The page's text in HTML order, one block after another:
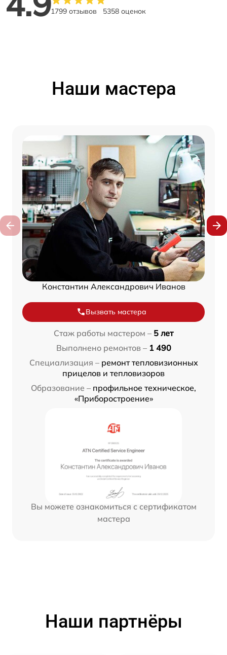
1799 отзывов 5358 оценок
Наши мастера
Константин Александрович Иванов
Вызвать мастера
Стаж работы мастером – 5 лет
Выполнено ремонтов – 1 490
Специализация – ремонт тепловизионных
прицелов и тепловизоров
Образование – профильное техническое,
«Приборостроение»
Вы можете ознакомиться с сертификатом
мастера
Наши партнёры